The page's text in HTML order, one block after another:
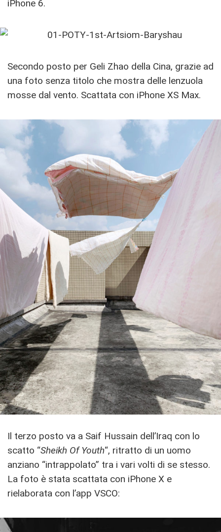
iPhone 6.
Secondo posto per Geli Zhao della Cina, grazie ad
una foto senza titolo che mostra delle lenzuola
mosse dal vento. Scattata con iPhone XS Max.
Il terzo posto va a Saif Hussain dell’Iraq con lo
scatto “Sheikh Of Youth“, ritratto di un uomo
anziano “intrappolato” tra i vari volti di se stesso.
La foto è stata scattata con iPhone X e
rielaborata con l’app VSCO: